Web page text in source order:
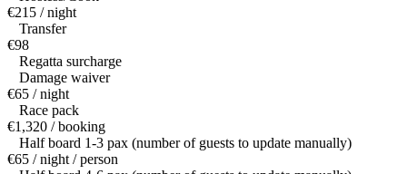
€215 / night
Transfer
€98
Regatta surcharge
Damage waiver
€65 / night
Race pack
€1,320 / booking
Half board 1-3 pax (number of guests to update manually)
€65 / night / person